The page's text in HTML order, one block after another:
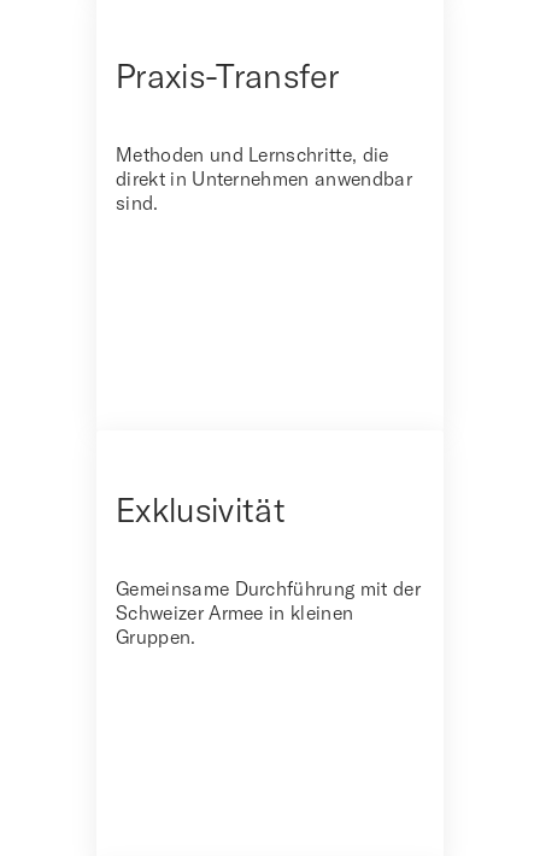
Praxis-Transfer
Methoden und Lernschritte, die
direkt in Unternehmen anwendbar
sind.
Exklusivität
Gemeinsame Durchführung mit der
Schweizer Armee in kleinen
Gruppen.